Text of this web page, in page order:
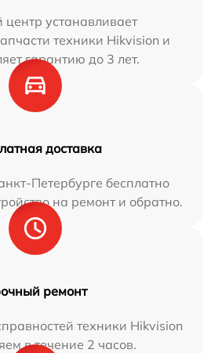
устанавливает
техники Hikvision и
гарантию до 3 лет.
доставка
Петербурге бесплатно
на ремонт и обратно.
ремонт
техники Hikvision
в течение 2 часов.